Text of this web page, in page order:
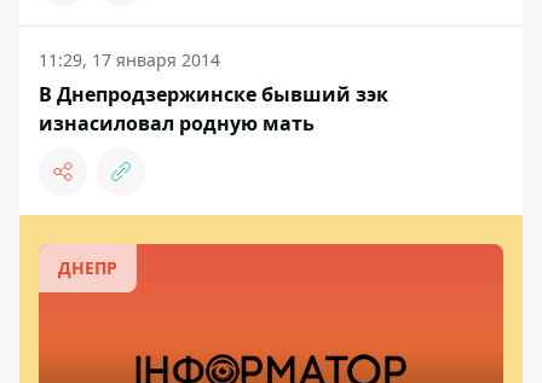
11:29, 17 января 2014
В Днепродзержинске бывший зэк
изнасиловал родную мать
ДНЕПР